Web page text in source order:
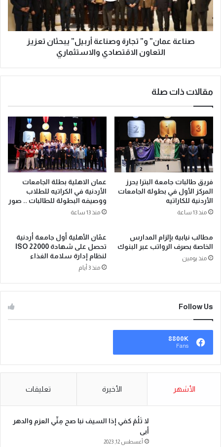
صناعة عمان” و” تجارة وصناعة أربيل” يبحثان تعزيز
التعاون الاقتصادي والاستثماري
مقالات ذات صلة
فريق طالبات جامعة البترا يحرز
المركز الأول في بطولة الجامعات
الأردنية للكاراتيه
منذ 13 ساعة
عمان الاهلية بطلة الجامعات
الأردنية في الكراتيه للطلاب
ووصيفه البطولة للطالبات .. صور
منذ 13 ساعة
مطالب نيابية بإلزام المدارس
الخاصة بصرف الرواتب عبر البنوك
منذ يومين
عمّان الأهلية أول جامعة أردنية
تحصل على شهادة ISO 22000
لنظام إدارة سلامة الغذاء
منذ 3 أيام
Follow Us
8800K
Fans
الأشهر الأخيرة تعليقات
لا تَلُمْ كفي إذا السيف نبا صح مِنِّي العزم والدهر
أبى
أغسطس 12, 2023